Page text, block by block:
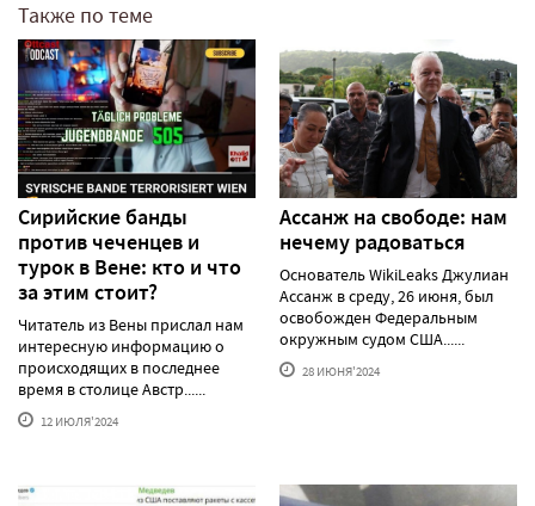
Также по теме
Сирийские банды
против чеченцев и
турок в Вене: кто и что
за этим стоит?
Читатель из Вены прислал нам
интересную информацию о
происходящих в последнее
время в столице Австр......
12 ИЮЛЯ'2024
Ассанж на свободе: нам
нечему радоваться
Основатель WikiLeaks Джулиан
Ассанж в среду, 26 июня, был
освобожден Федеральным
окружным судом США......
28 ИЮНЯ'2024